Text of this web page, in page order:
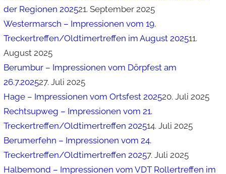
der Regionen 202521. September 2025
Westermarsch – Impressionen vom 19.
Treckertreffen/Oldtimertreffen im August 202511.
August 2025
Berumbur – Impressionen vom Dörpfest am
26.7.202527. Juli 2025
Hage – Impressionen vom Ortsfest 202520. Juli 2025
Rechtsupweg – Impressionen vom 21.
Treckertreffen/Oldtimertreffen 202514. Juli 2025
Berumerfehn – Impressionen vom 24.
Treckertreffen/Oldtimertreffen 20257. Juli 2025
Halbemond – Impressionen vom VDT Rollertreffen im